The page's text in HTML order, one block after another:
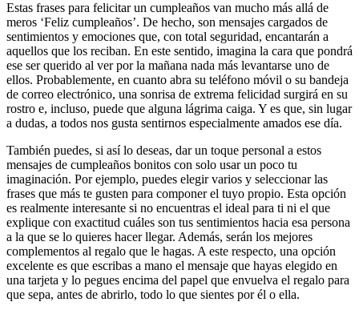
Estas frases para felicitar un cumpleaños van mucho más allá de
meros ‘Feliz cumpleaños’. De hecho, son mensajes cargados de
sentimientos y emociones que, con total seguridad, encantarán a
aquellos que los reciban. En este sentido, imagina la cara que pondrá
ese ser querido al ver por la mañana nada más levantarse uno de
ellos. Probablemente, en cuanto abra su teléfono móvil o su bandeja
de correo electrónico, una sonrisa de extrema felicidad surgirá en su
rostro e, incluso, puede que alguna lágrima caiga. Y es que, sin lugar
a dudas, a todos nos gusta sentirnos especialmente amados ese día.
También puedes, si así lo deseas, dar un toque personal a estos
mensajes de cumpleaños bonitos con solo usar un poco tu
imaginación. Por ejemplo, puedes elegir varios y seleccionar las
frases que más te gusten para componer el tuyo propio. Esta opción
es realmente interesante si no encuentras el ideal para ti ni el que
explique con exactitud cuáles son tus sentimientos hacia esa persona
a la que se lo quieres hacer llegar. Además, serán los mejores
complementos al regalo que le hagas. A este respecto, una opción
excelente es que escribas a mano el mensaje que hayas elegido en
una tarjeta y lo pegues encima del papel que envuelva el regalo para
que sepa, antes de abrirlo, todo lo que sientes por él o ella.